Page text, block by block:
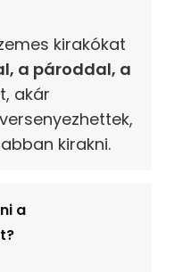
kirakókat
a pároddal, a
akár
kirakni.
a